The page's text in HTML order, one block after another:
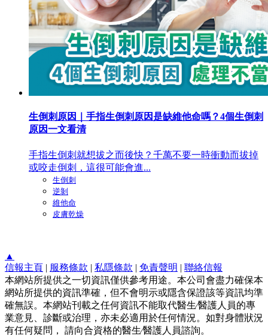
生倒刺原因｜手指生倒刺原因是缺維他命嗎？4個生倒刺
原因一文看清
手指生倒刺就想拔之而後快？千萬不要一時衝動而拔掉
或咬走倒刺，這很可能會進...
生倒刺
逆剝
維他命
皮膚乾燥
▲
信報主頁 | 服務條款 | 私隱條款 | 免責聲明 | 聯絡信報
本網站所提供之一切資訊僅供參考用途。本公司會盡力確保本
網站所提供的資訊準確，但不會明示或隱含保證該等資訊均準
確無誤。本網站刊載之任何資訊不能取代醫生∕醫護人員的專
業意見、診斷或治理，亦未必適用於任何情況。如對身體狀況
有任何疑問， 請向合資格的醫生∕醫護人員諮詢。